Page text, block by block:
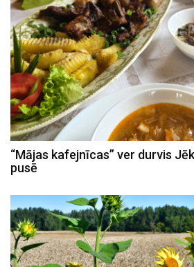
“Mājas kafejnīcas” ver durvis
pusē